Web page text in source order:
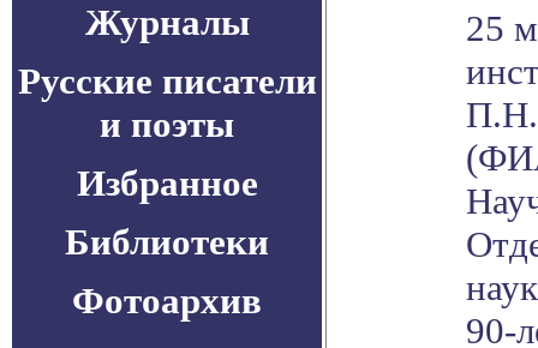
Журналы
Русские писатели
и поэты
Избранное
Библиотеки
Фотоархив
25
90-